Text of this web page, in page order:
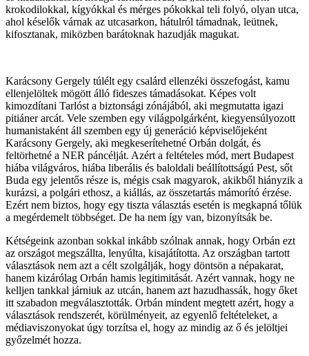
krokodilokkal, kígyókkal és mérges pókokkal teli folyó, olyan utca,
ahol késelők várnak az utcasarkon, hátulról támadnak, leütnek,
kifosztanak, miközben barátoknak hazudják magukat.
Karácsony Gergely túlélt egy csalárd ellenzéki összefogást, kamu
ellenjelöltek mögött álló fideszes támadásokat. Képes volt
kimozdítani Tarlóst a biztonsági zónájából, aki megmutatta igazi
pitiáner arcát. Vele szemben egy világpolgárként, kiegyensúlyozott
humanistaként áll szemben egy új generáció képviselőjeként
Karácsony Gergely, aki megkeserítehetné Orbán dolgát, és
feltörhetné a NER páncélját. Azért a feltételes mód, mert Budapest
hiába világváros, hiába liberális és baloldali beállítottságú Pest, sőt
Buda egy jelentős része is, mégis csak magyarok, akikből hiányzik a
kurázsi, a polgári ethosz, a kiállás, az összetartás mámorító érzése.
Ezért nem biztos, hogy egy tiszta választás esetén is megkapná tőlük
a megérdemelt többséget. De ha nem így van, bizonyítsák be.
Kétségeink azonban sokkal inkább szólnak annak, hogy Orbán ezt
az országot megszállta, lenyúlta, kisajátította. Az országban tartott
választások nem azt a célt szolgálják, hogy döntsön a népakarat,
hanem kizárólag Orbán hamis legitimitását. Azért vannak, hogy ne
kelljen tankkal járniuk az utcán, hanem azt hazudhassák, hogy őket
itt szabadon megválasztották. Orbán mindent megtett azért, hogy a
választások rendszerét, körülményeit, az egyenlő feltételeket, a
médiaviszonyokat úgy torzítsa el, hogy az mindig az ő és jelöltjei
győzelmét hozza.